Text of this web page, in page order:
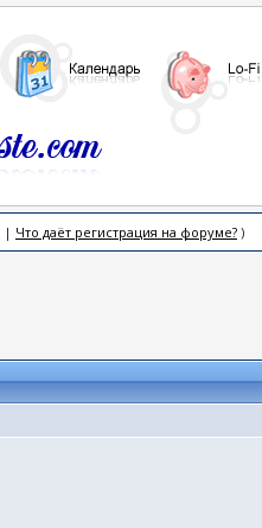
| Что даёт регистрация на форуме?)